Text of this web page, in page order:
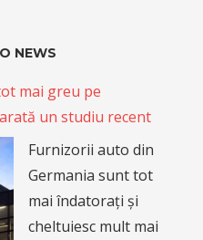
NEWS
mai greu pe
un studiu recent
Furnizorii auto din
Germania sunt tot
mai îndatorați și
cheltuiesc mult mai